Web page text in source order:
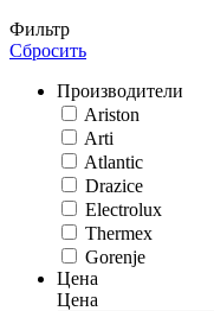
Фильтр
Сбросить
Производители
Ariston
Arti
Atlantic
Drazice
Electrolux
Thermex
Gorenje
Цена
Цена